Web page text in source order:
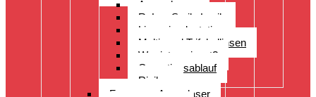
Augen lasern
ReLex Smile Lasik
Linsenimplantation
Multi- und Trifokallinsen
Wer ist geeignet?
Operationsablauf
Risiken
Fragen zu Augenlaser